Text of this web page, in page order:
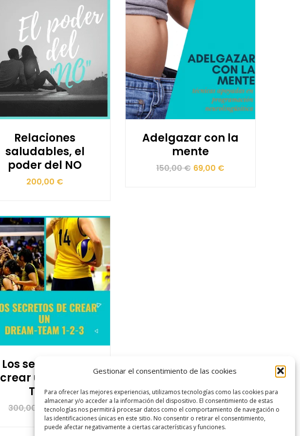
Gestionar el consentimiento de las cookies
Para ofrecer las mejores experiencias, utilizamos tecnologías como las cookies para
almacenar y/o acceder a la información del dispositivo. El consentimiento de estas
tecnologías nos permitirá procesar datos como el comportamiento de navegación o
las identificaciones únicas en este sitio. No consentir o retirar el consentimiento,
puede afectar negativamente a ciertas características y funciones.
Relaciones
saludables, el
poder del NO
200,00 €
Adelgazar con la
mente
150,00€El69,00 €
El
Los secretos de
crear un Dream
Team
300,00 €El
precio
197,00€
El
precio